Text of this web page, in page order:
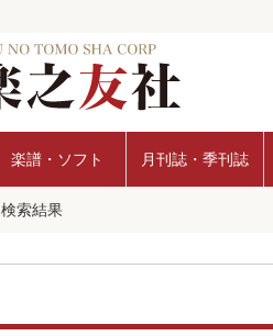
楽譜・ソフト 月刊誌・季刊誌
検索結果